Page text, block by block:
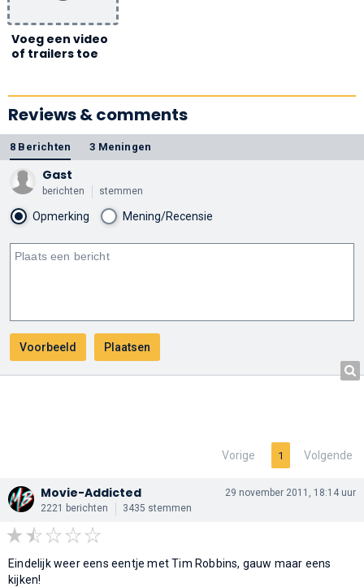
Voeg een video
of trailers toe
Reviews & comments
8 Berichten 3 Meningen
Gast
berichten stemmen
Opmerking Mening/Recensie
Vorige 1 Volgende
Movie-Addicted
2221 berichten 3435 stemmen
29 november 2011, 18:14 uur
Eindelijk weer eens eentje met Tim Robbins, gauw maar eens
kijken!